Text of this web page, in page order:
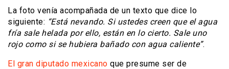
La foto venía acompañada de un texto que dice lo
siguiente: “Está nevando. Si ustedes creen que el agua
fría sale helada por ello, están en lo cierto. Sale uno
rojo como si se hubiera bañado con agua caliente”.
El gran diputado mexicano que presume ser de